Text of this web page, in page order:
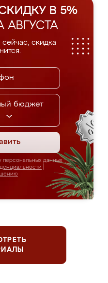
В 5%
АВГУСТА
сейчас, скидка
бюджет
персональных данных